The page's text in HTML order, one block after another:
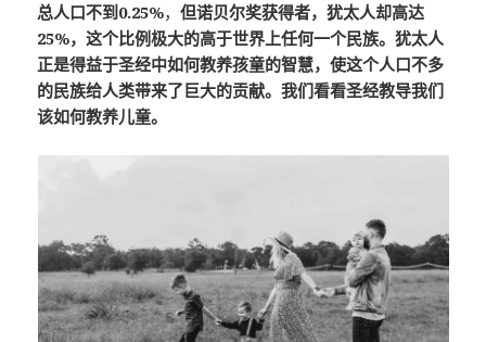
总人口不到0.25%，但诺贝尔奖获得者，犹太人却高达
25%，这个比例极大的高于世界上任何一个民族。犹太人
正是得益于圣经中如何教养孩童的智慧，使这个人口不多
的民族给人类带来了巨大的贡献。我们看看圣经教导我们
该如何教养儿童。